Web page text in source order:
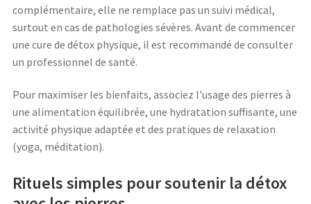
complémentaire, elle ne remplace pas un suivi médical,
surtout en cas de pathologies sévères. Avant de commencer
une cure de détox physique, il est recommandé de consulter
un professionnel de santé.
Pour maximiser les bienfaits, associez l'usage des pierres à
une alimentation équilibrée, une hydratation suffisante, une
activité physique adaptée et des pratiques de relaxation
(yoga, méditation).
Rituels simples pour soutenir la détox